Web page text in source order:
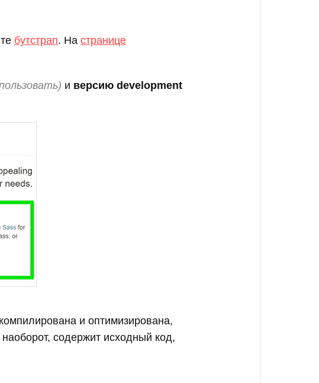
бутстрап. На странице
) и версию development
и оптимизирована,
содержит исходный код,